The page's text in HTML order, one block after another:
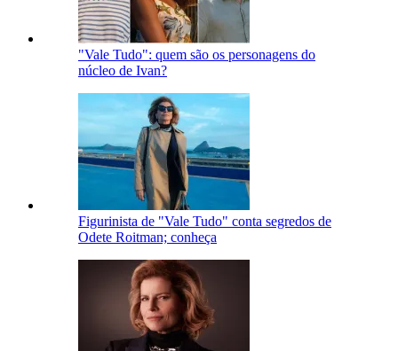
"Vale Tudo": quem são os personagens do
núcleo de Ivan?
Figurinista de "Vale Tudo" conta segredos de
Odete Roitman; conheça